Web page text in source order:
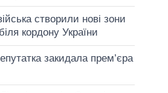
створили нові зони
кордону України
закидала прем’єра